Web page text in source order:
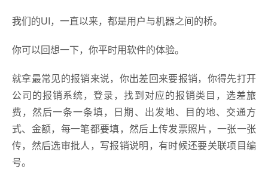
我们的UI，一直以来，都是用户与机器之间的桥。
你可以回想一下，你平时用软件的体验。
就拿最常见的报销来说，你出差回来要报销，你得先打开
公司的报销系统，登录，找到对应的报销类目，选差旅
费，然后一条一条填，日期、出发地、目的地、交通方
式、金额，每一笔都要填，然后上传发票照片，一张一张
传，然后选审批人，写报销说明，有时候还要关联项目编
号。